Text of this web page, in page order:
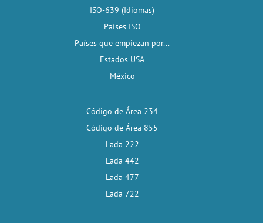
ISO-639 (Idiomas)
Países ISO
Países que empiezan por...
Estados USA
México
Código de Área 234
Código de Área 855
Lada 222
Lada 442
Lada 477
Lada 722